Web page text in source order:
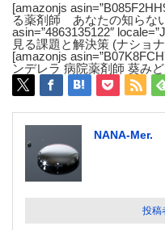
[amazonjs
る薬剤師 あなたの知らな
asin=”4863135122″
見る課題と解決策 (ナショ
[amazonjs
ンデレラ 病院薬剤師 葵み
NANA-Mer.
投稿